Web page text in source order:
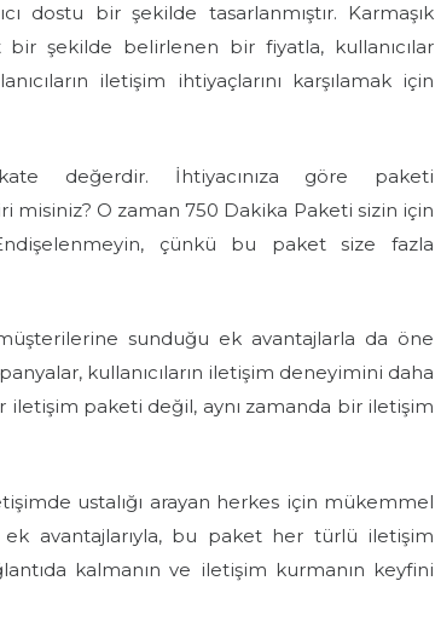
dostu bir şekilde tasarlanmıştır. Karmaşık
şekilde belirlenen bir fiyatla, kullanıcılar
iletişim ihtiyaçlarını karşılamak için
değerdir. İhtiyacınıza göre paketi
misiniz? O zaman 750 Dakika Paketi sizin için
çünkü bu paket size fazla
sunduğu ek avantajlarla da öne
kullanıcıların iletişim deneyimini daha
iletişim paketi değil, aynı zamanda bir iletişim
ustalığı arayan herkes için mükemmel
avantajlarıyla, bu paket her türlü iletişim
kalmanın ve iletişim kurmanın keyfini